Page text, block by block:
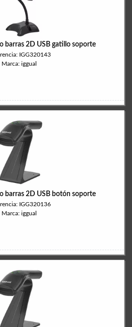
barras 2D USB gatillo soporte
IGG320143
Marca: iggual
barras 2D USB botón soporte
IGG320136
Marca: iggual